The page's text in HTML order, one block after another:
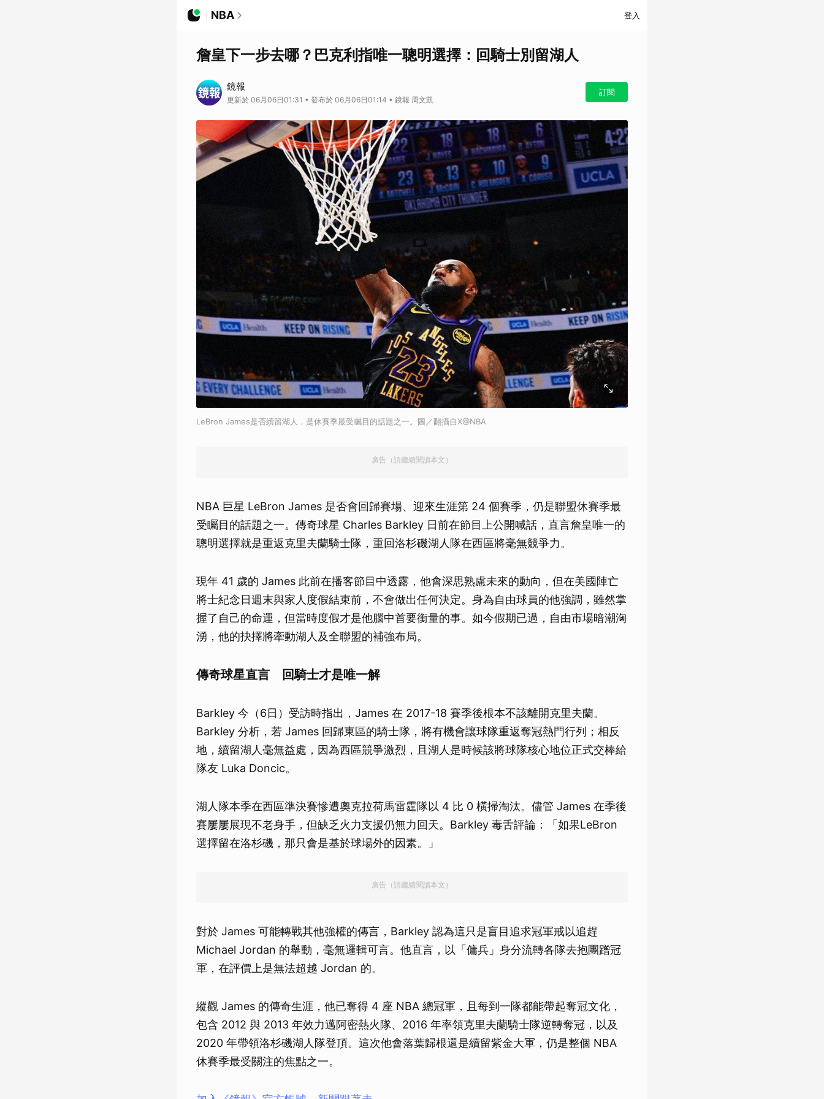
NBA 登入
詹皇下一步去哪？巴克利指唯一聰明選擇：回騎士別留湖人
鏡報
更新於 06月06日01:31 • 發布於 06月06日01:14 • 鏡報 周文凱
訂閱
LeBron James是否續留湖人，是休賽季最受矚目的話題之一。圖／翻攝自X@NBA
廣告（請繼續閱讀本文）
NBA 巨星 LeBron James 是否會回歸賽場、迎來生涯第 24 個賽季，仍是聯盟休賽季最
受矚目的話題之一。傳奇球星 Charles Barkley 日前在節目上公開喊話，直言詹皇唯一的
聰明選擇就是重返克里夫蘭騎士隊，重回洛杉磯湖人隊在西區將毫無競爭力。
現年 41 歲的 James 此前在播客節目中透露，他會深思熟慮未來的動向，但在美國陣亡
將士紀念日週末與家人度假結束前，不會做出任何決定。身為自由球員的他強調，雖然掌
握了自己的命運，但當時度假才是他腦中首要衡量的事。如今假期已過，自由市場暗潮洶
湧，他的抉擇將牽動湖人及全聯盟的補強布局。
傳奇球星直言 回騎士才是唯一解
Barkley 今（6日）受訪時指出，James 在 2017-18 賽季後根本不該離開克里夫蘭。
Barkley 分析，若 James 回歸東區的騎士隊，將有機會讓球隊重返奪冠熱門行列；相反
地，續留湖人毫無益處，因為西區競爭激烈，且湖人是時候該將球隊核心地位正式交棒給
隊友 Luka Doncic。
湖人隊本季在西區準決賽慘遭奧克拉荷馬雷霆隊以 4 比 0 橫掃淘汰。儘管 James 在季後
賽屢屢展現不老身手，但缺乏火力支援仍無力回天。Barkley 毒舌評論：「如果LeBron
選擇留在洛杉磯，那只會是基於球場外的因素。」
廣告（請繼續閱讀本文）
對於 James 可能轉戰其他強權的傳言，Barkley 認為這只是盲目追求冠軍戒以追趕
Michael Jordan 的舉動，毫無邏輯可言。他直言，以「傭兵」身分流轉各隊去抱團蹭冠
軍，在評價上是無法超越 Jordan 的。
縱觀 James 的傳奇生涯，他已奪得 4 座 NBA 總冠軍，且每到一隊都能帶起奪冠文化，
包含 2012 與 2013 年效力邁阿密熱火隊、2016 年率領克里夫蘭騎士隊逆轉奪冠，以及
2020 年帶領洛杉磯湖人隊登頂。這次他會落葉歸根還是續留紫金大軍，仍是整個 NBA
休賽季最受關注的焦點之一。